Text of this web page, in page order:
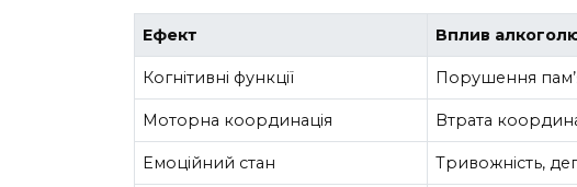
Ефект Вплив
Когнітивні функції Порушення
Моторна координація Втрата
Емоційний стан Тривожність,